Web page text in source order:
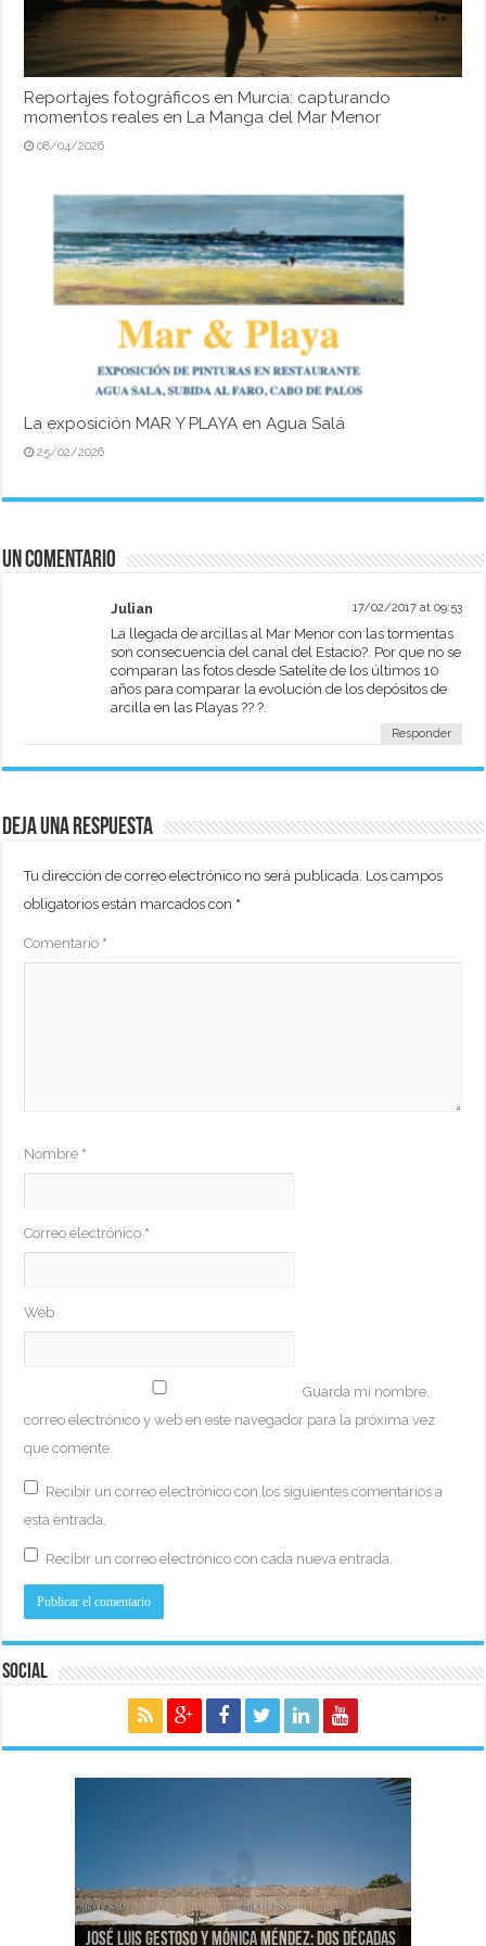
Reportajes fotográficos en Murcia: capturando
momentos reales en La Manga del Mar Menor
08/04/2026
La exposición MAR Y PLAYA en Agua Salá
25/02/2026
Un comentario
Julian 17/02/2017 at 09:53
La llegada de arcillas al Mar Menor con las tormentas
son consecuencia del canal del Estacio?. Por que no se
comparan las fotos desde Satelite de los últimos 10
años para comparar la evolución de los depósitos de
arcilla en las Playas ?? ?.
Responder
Deja una respuesta
Tu dirección de correo electrónico no será publicada. Los campos
obligatorios están marcados con *
Comentario *
Nombre *
Correo electrónico *
Web
Guarda mi nombre,
correo electrónico y web en este navegador para la próxima vez
que comente.
Recibir un correo electrónico con los siguientes comentarios a
esta entrada.
Recibir un correo electrónico con cada nueva entrada.
Social
José Luis Gestoso y Mónica Méndez: dos décadas